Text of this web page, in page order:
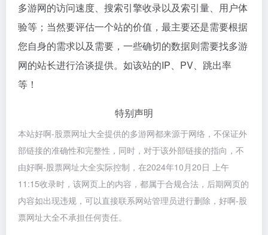
多游网的访问速度、搜索引擎收录以及索引量、用户体
验等；当然要评估一个站的价值，最主要还是需要根据
您自身的需求以及需要，一些确切的数据则需要找多游
网的站长进行洽谈提供。如该站的IP、PV、跳出率
等！
特别声明
本站好啊-股票网址大全提供的多游网都来源于网络，不保证外
部链接的准确性和完整性，同时，对于该外部链接的指向，不
由好啊-股票网址大全实际控制，在2024年10月20日 上午
11:15收录时，该网页上的内容，都属于合规合法，后期网页的
内容如出现违规，可以直接联系网站管理员进行删除，好啊-股
票网址大全不承担任何责任。